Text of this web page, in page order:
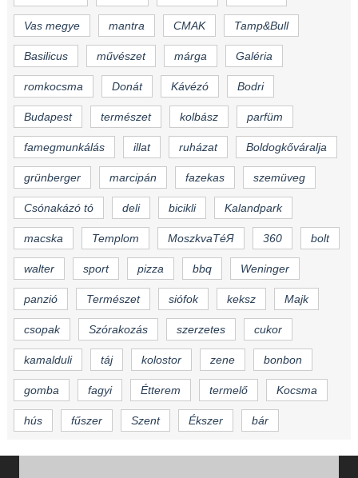
Vas megye mantra CMAK Tamp&Bull
Basilicus művészet márga Galéria
romkocsma Donát Kávézó Bodri
Budapest természet kolbász parfüm
famegmunkálás illat ruházat Boldogkőváralja
grünberger marcipán fazekas szemüveg
Csónakázó tó deli bicikli Kalandpark
macska Templom MoszkvaTéЯ 360 bolt
walter sport pizza bbq Weninger
panzió Természet siófok keksz Majk
csopak Szórakozás szerzetes cukor
kamalduli táj kolostor zene bonbon
gomba fagyi Étterem termelő Kocsma
hús fűszer Szent Ékszer bár